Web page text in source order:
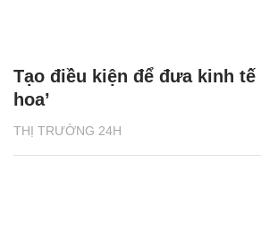
THỊ TRƯỜNG 24H
Tạo điều kiện để đưa kinh tế
hoa’